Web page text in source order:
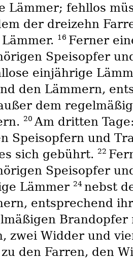
fehllos
der dreizehn
16 Ferner
Speisopfer
einjährige
den Lämmern,
dem
20 Am dritten
Speisopfern und
sich gebührt. 22
Speisopfer
Lämmer 24 nebst
entsprechend
zwei Widder und
den Farren, den